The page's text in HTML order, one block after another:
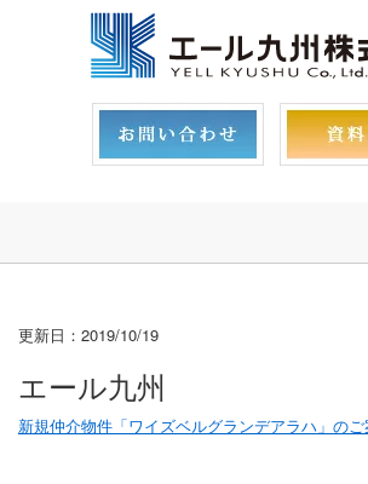
更新日：2019/10/19
エール九州
新規仲介物件「ワイズベルグランデアラハ」のご